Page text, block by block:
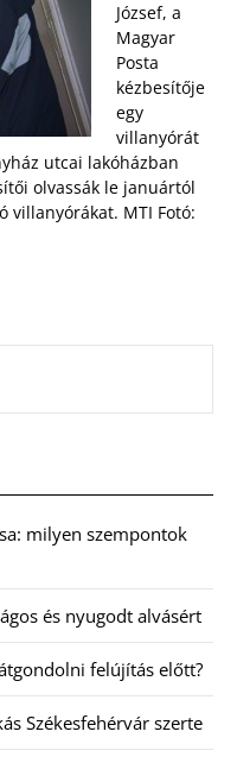
József, a
Magyar
Posta
kézbesítője
egy
villanyórát
utcai lakóházban
olvassák le januártól
villanyórákat. MTI Fotó:
milyen szempontok
és nyugodt alvásért
felújítás előtt?
Székesfehérvár szerte